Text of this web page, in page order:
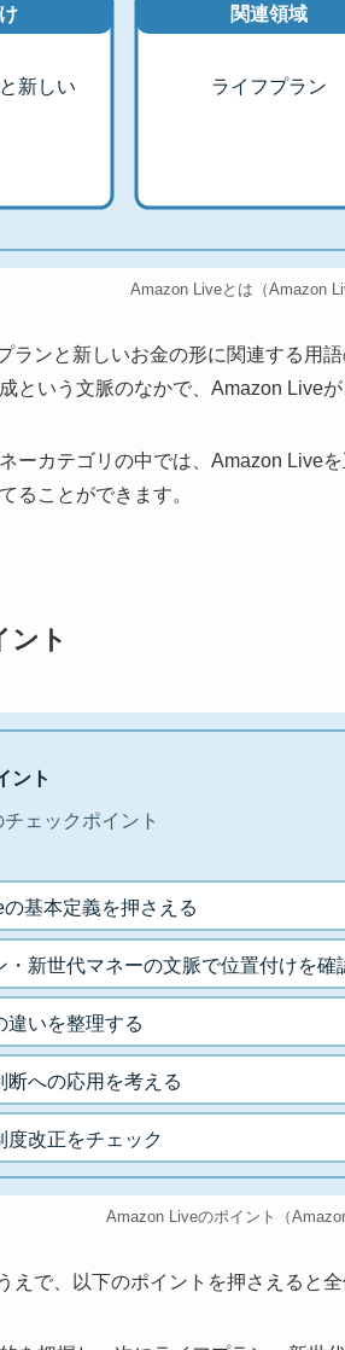
新しい
関連領域
ライフプラン
Amazon Liveとは（Amazon
ランと新しいお金の形に関連する用
という文脈のなかで、Amazon Live
ーカテゴリの中では、Amazon Live
ることができます。
ント
ント
チェックポイント
基本定義を押さえる
・新世代マネーの文脈で位置付けを確
違いを整理する
断への応用を考える
度改正をチェック
Amazon Liveのポイント（
えで、以下のポイントを押さえると